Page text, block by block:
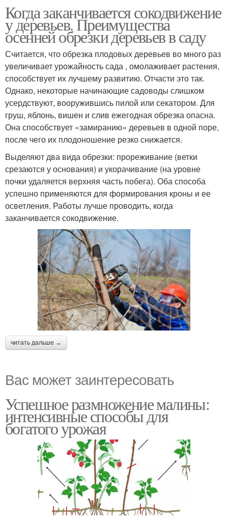
Когда заканчивается сокодвижение
у деревьев. Преимущества
осенней обрезки деревьев в саду
Считается, что обрезка плодовых деревьев во много раз
увеличивает урожайность сада , омолаживает растения,
способствует их лучшему развитию. Отчасти это так.
Однако, некоторые начинающие садоводы слишком
усердствуют, вооружившись пилой или секатором. Для
груш, яблонь, вишен и слив ежегодная обрезка опасна.
Она способствует «замиранию» деревьев в одной поре,
после чего их плодоношение резко снижается.
Выделяют два вида обрезки: прореживание (ветки
срезаются у основания) и укорачивание (на уровне
почки удаляется верхняя часть побега). Оба способа
успешно применяются для формирования кроны и ее
осветления. Работы лучше проводить, когда
заканчивается сокодвижение.
читать дальше →
Вас может заинтересовать
Успешное размножение малины:
интенсивные способы для
богатого урожая